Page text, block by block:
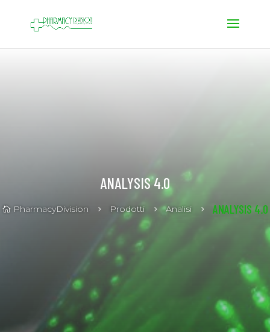
ANALYSIS 4.0
 PharmacyDivision 5 Prodotti 5 Analisi 5 ANALYSIS 4.0